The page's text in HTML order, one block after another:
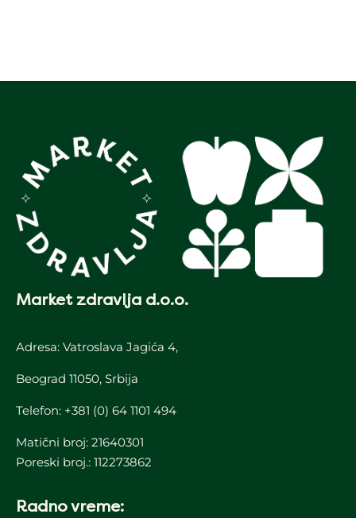
Market zdravlja d.o.o.
Adresa: Vatroslava Jagića 4,
Beograd 11050, Srbija
Telefon: +381 (0) 64 1101 494
Matični broj: 21640301
Poreski broj.: 112273862
Radno vreme: